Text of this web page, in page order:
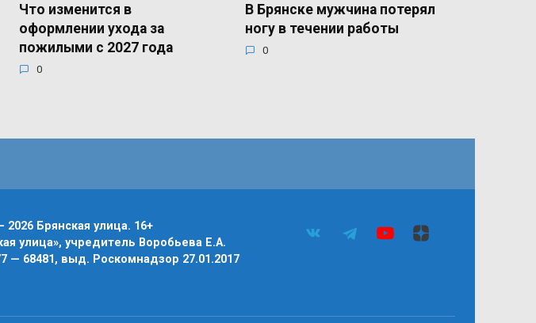
Что изменится в
оформлении ухода за
пожилыми с 2027 года
0
В Брянске мужчина потерял
ногу в течении работы
0
Брянская улица. 16+
улица», учредитель Воробьева Е.А.
68481, выд. Роскомнадзор 27.01.2017